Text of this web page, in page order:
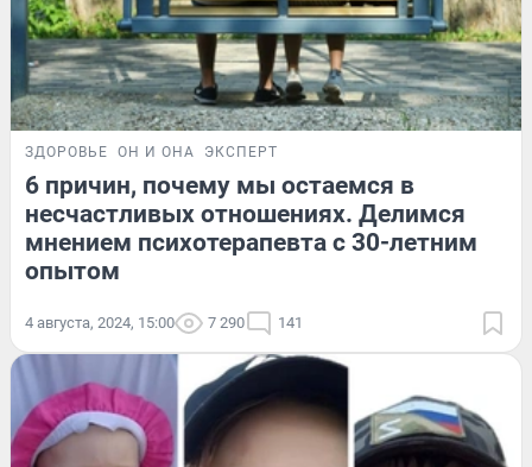
ЗДОРОВЬЕ ОН И ОНА ЭКСПЕРТ
6 причин, почему мы остаемся в
несчастливых отношениях. Делимся
мнением психотерапевта с 30-летним
опытом
4 августа, 2024, 15:00 7 290 141